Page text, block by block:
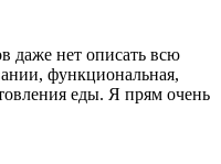
даже нет описать всю
функциональная,
еды. Я прям очень